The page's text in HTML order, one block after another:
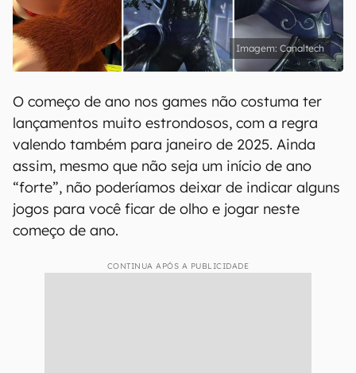
Canaltech
O começo de ano nos games não costuma ter
lançamentos muito estrondosos, com a regra
valendo também para janeiro de 2025. Ainda
assim, mesmo que não seja um início de ano
“forte”, não poderíamos deixar de indicar alguns
jogos para você ficar de olho e jogar neste
começo de ano.
CONTINUA APÓS A PUBLICIDADE